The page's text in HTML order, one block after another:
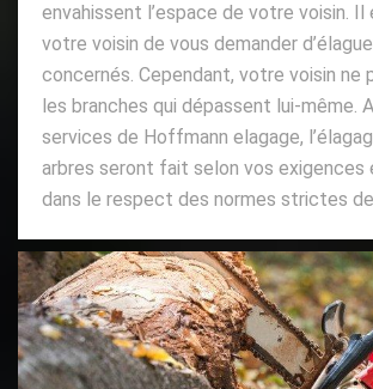
envahissent l’espace de votre voisin.
votre voisin de vous demander
concernés. Cependant, votre voisin ne
les branches qui dépassent lui-même.
services de Hoffmann elagage,
arbres seront fait selon vos exigences
dans le respect des normes strictes